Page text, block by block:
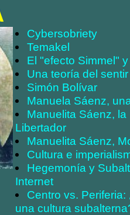
Cybersobriety
Temakel
El "efecto Simmel"
Una teoría del
Simón Bolívar
Manuela Sáenz,
Manuelita Sáenz,
Libertador
Manuelita Sáenz,
Cultura e
Hegemonía y
Internet
Centro vs.
una cultura